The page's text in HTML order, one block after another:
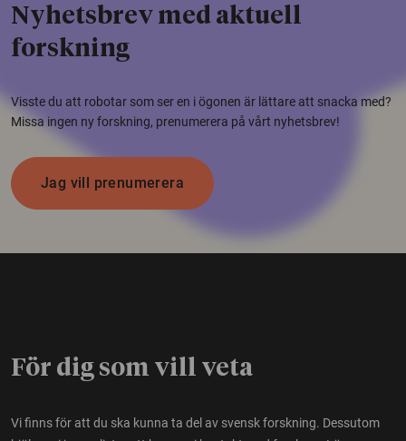
Nyhetsbrev med aktuell
forskning
Visste du att robotar som ser en i ögonen är lättare att snacka med?
Missa ingen ny forskning, prenumerera på vårt nyhetsbrev!
Jag vill prenumerera
För dig som vill veta
Vi finns för att du ska kunna ta del av svensk forskning. Dessutom